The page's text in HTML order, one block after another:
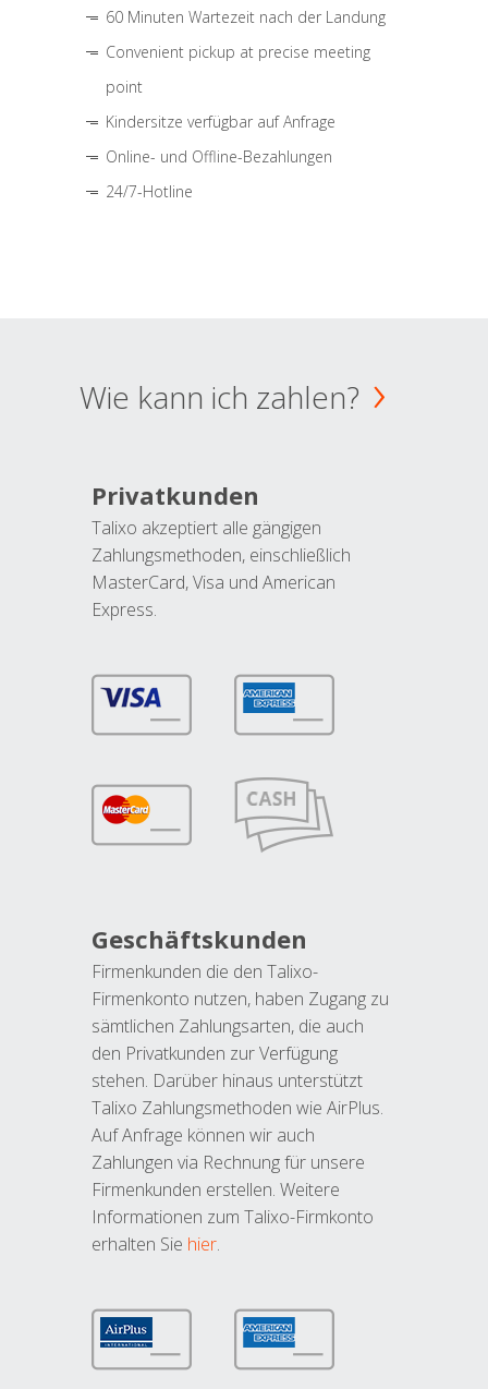
60 Minuten Wartezeit nach der Landung
Convenient pickup at precise meeting
point
Kindersitze verfügbar auf Anfrage
Online- und Offline-Bezahlungen
24/7-Hotline
Wie kann ich zahlen?
Privatkunden
Talixo akzeptiert alle gängigen
Zahlungsmethoden, einschließlich
MasterCard, Visa und American
Express.
Geschäftskunden
Firmenkunden die den Talixo-
Firmenkonto nutzen, haben Zugang zu
sämtlichen Zahlungsarten, die auch
den Privatkunden zur Verfügung
stehen. Darüber hinaus unterstützt
Talixo Zahlungsmethoden wie AirPlus.
Auf Anfrage können wir auch
Zahlungen via Rechnung für unsere
Firmenkunden erstellen. Weitere
Informationen zum Talixo-Firmkonto
erhalten Sie hier.